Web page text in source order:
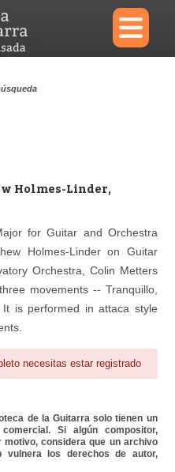
×
Holmes-Linder,
for Guitar and Orchestra
Holmes-Linder on Guitar
Orchestra, Colin Metters
movements -- Tranquillo,
is performed in attaca style
necesitas estar registrado
de la Guitarra solo tienen un
Si algún compositor,
considera que un archivo
vulnera los derechos de autor,